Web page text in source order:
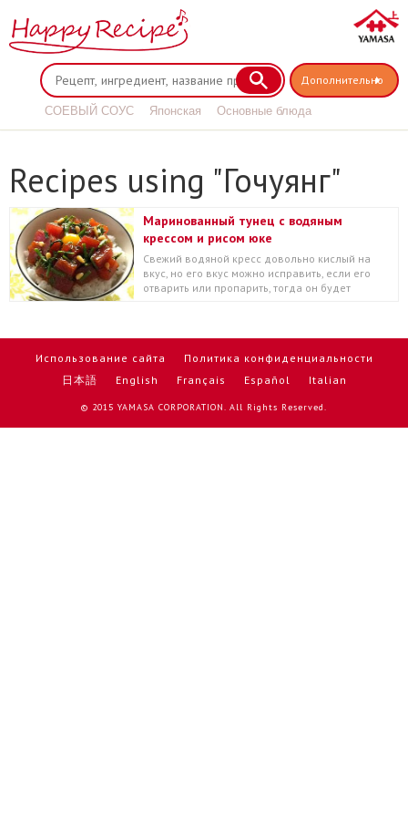
Дополнительно
СОЕВЫЙ СОУС Японская
Основные блюда
Recipes using "Гочуянг"
Маринованный тунец с водяным
крессом и рисом юке
Свежий водяной кресс довольно кислый на
вкус, но его вкус можно исправить, если его
отварить или пропарить, тогда он будет
Использование сайта
Политика конфиденциальности
日本語
English Français Español Italian
© 2015 YAMASA CORPORATION. All Rights Reserved.